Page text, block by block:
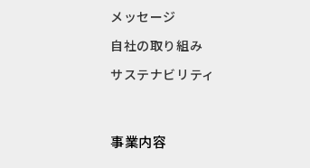
メッセージ
自社の取り組み
サステナビリティ
事業内容